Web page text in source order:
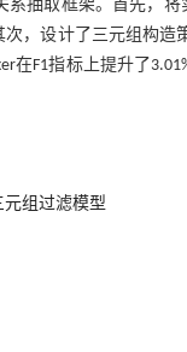
抽取框架。首先，
，设计了三元组构
在F1指标上提升了
元组过滤模型